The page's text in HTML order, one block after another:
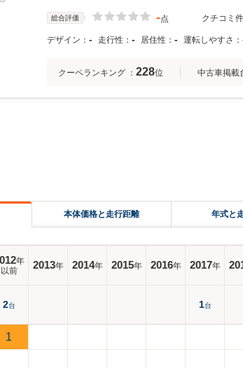
総合評価 -点 クチコミ
デザイン： - 走行性： - 居住性： - 運転しやすさ：
クーペランキング ： 228位 中古車掲載
本体価格と走行距離 年式と
年
以前
2013年 2014年 2015年 2016年 2017年
2台 1台
1